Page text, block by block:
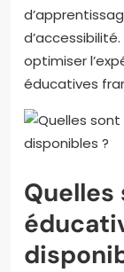
optimiser
éducatives
Quelles